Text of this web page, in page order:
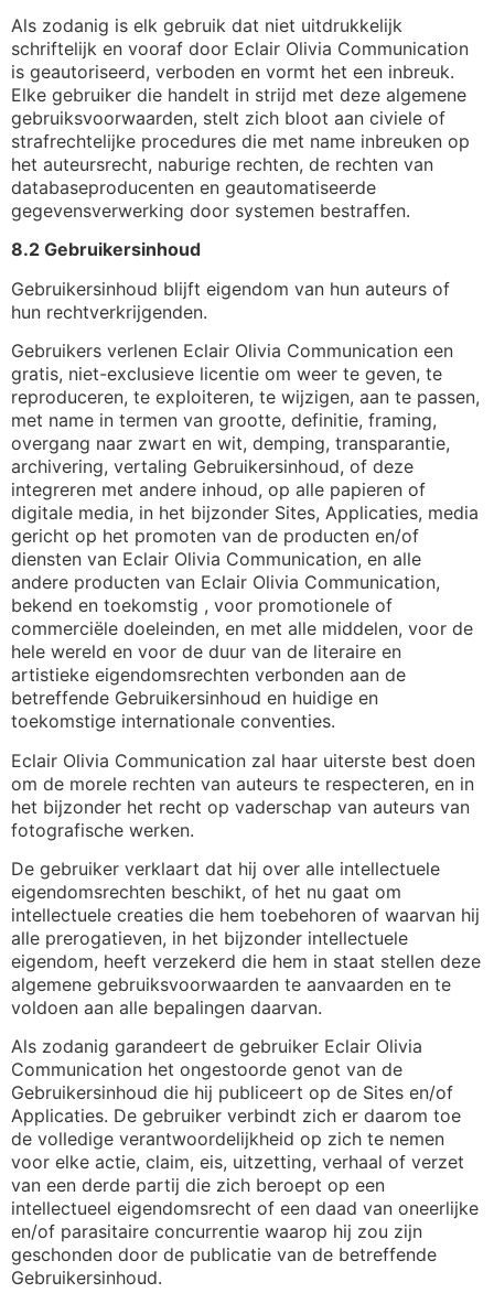
Als zodanig is elk gebruik dat niet uitdrukkelijk
schriftelijk en vooraf door Eclair Olivia Communication
is geautoriseerd, verboden en vormt het een inbreuk.
Elke gebruiker die handelt in strijd met deze algemene
gebruiksvoorwaarden, stelt zich bloot aan civiele of
strafrechtelijke procedures die met name inbreuken op
het auteursrecht, naburige rechten, de rechten van
databaseproducenten en geautomatiseerde
gegevensverwerking door systemen bestraffen.
8.2 Gebruikersinhoud
Gebruikersinhoud blijft eigendom van hun auteurs of
hun rechtverkrijgenden.
Gebruikers verlenen Eclair Olivia Communication een
gratis, niet-exclusieve licentie om weer te geven, te
reproduceren, te exploiteren, te wijzigen, aan te passen,
met name in termen van grootte, definitie, framing,
overgang naar zwart en wit, demping, transparantie,
archivering, vertaling Gebruikersinhoud, of deze
integreren met andere inhoud, op alle papieren of
digitale media, in het bijzonder Sites, Applicaties, media
gericht op het promoten van de producten en/of
diensten van Eclair Olivia Communication, en alle
andere producten van Eclair Olivia Communication,
bekend en toekomstig , voor promotionele of
commerciële doeleinden, en met alle middelen, voor de
hele wereld en voor de duur van de literaire en
artistieke eigendomsrechten verbonden aan de
betreffende Gebruikersinhoud en huidige en
toekomstige internationale conventies.
Eclair Olivia Communication zal haar uiterste best doen
om de morele rechten van auteurs te respecteren, en in
het bijzonder het recht op vaderschap van auteurs van
fotografische werken.
De gebruiker verklaart dat hij over alle intellectuele
eigendomsrechten beschikt, of het nu gaat om
intellectuele creaties die hem toebehoren of waarvan hij
alle prerogatieven, in het bijzonder intellectuele
eigendom, heeft verzekerd die hem in staat stellen deze
algemene gebruiksvoorwaarden te aanvaarden en te
voldoen aan alle bepalingen daarvan.
Als zodanig garandeert de gebruiker Eclair Olivia
Communication het ongestoorde genot van de
Gebruikersinhoud die hij publiceert op de Sites en/of
Applicaties. De gebruiker verbindt zich er daarom toe
de volledige verantwoordelijkheid op zich te nemen
voor elke actie, claim, eis, uitzetting, verhaal of verzet
van een derde partij die zich beroept op een
intellectueel eigendomsrecht of een daad van oneerlijke
en/of parasitaire concurrentie waarop hij zou zijn
geschonden door de publicatie van de betreffende
Gebruikersinhoud.